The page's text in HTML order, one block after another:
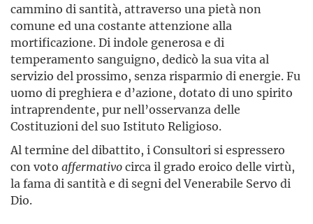
cammino di santità, attraverso una pietà non
comune ed una costante attenzione alla
mortificazione. Di indole generosa e di
temperamento sanguigno, dedicò la sua vita al
servizio del prossimo, senza risparmio di energie. Fu
uomo di preghiera e d’azione, dotato di uno spirito
intraprendente, pur nell’osservanza delle
Costituzioni del suo Istituto Religioso.
Al termine del dibattito, i Consultori si espressero
con voto affermativocirca il grado eroico delle virtù,
la fama di santità e di segni del Venerabile Servo di
Dio.